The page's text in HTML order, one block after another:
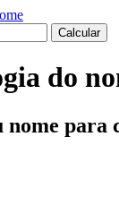
do
nome para